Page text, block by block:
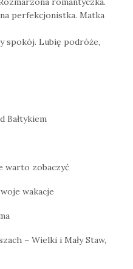
perfekcjonistka. Matka
spokój. Lubię podróże,
Bałtykiem
warto zobaczyć
wakacje
– Wielki i Mały Staw,